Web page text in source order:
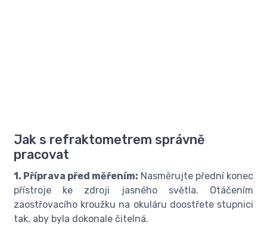
Jak s refraktometrem správně
pracovat
1. Příprava před měřením: Nasměrujte přední konec
přístroje ke zdroji jasného světla. Otáčením
zaostřovacího kroužku na okuláru doostřete stupnici
tak, aby byla dokonale čitelná.